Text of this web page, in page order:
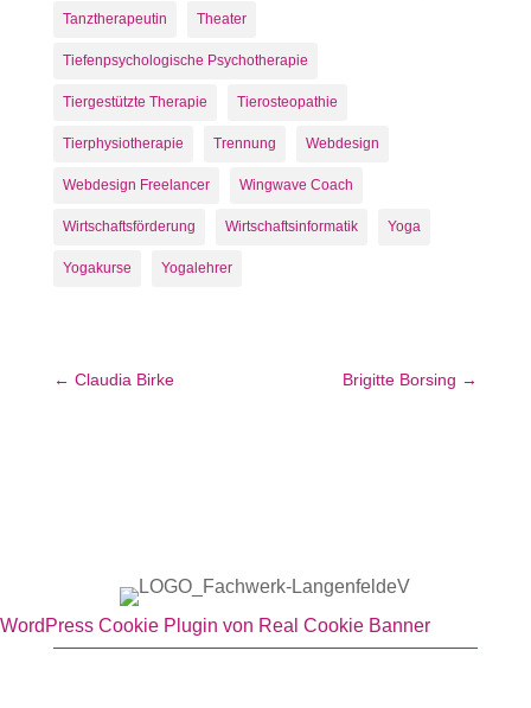
Tanztherapeutin Theater
Tiefenpsychologische Psychotherapie
Tiergestützte Therapie Tierosteopathie
Tierphysiotherapie Trennung Webdesign
Webdesign Freelancer Wingwave Coach
Wirtschaftsförderung Wirtschaftsinformatik Yoga
Yogakurse Yogalehrer
← Claudia Birke Brigitte Borsing →
WordPress Cookie Plugin von Real Cookie Banner